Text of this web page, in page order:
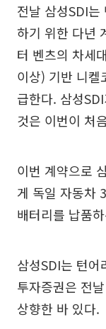
전날 삼성SDI
하기 위한 다년
터 벤츠의 차세
이상) 기반 니켈
급한다. 삼성
것은 이번이 처
이번 계약으로
게 독일 자동차
배터리를 납품
삼성SDI는 턴
투자증권은 전
상향한 바 있다.